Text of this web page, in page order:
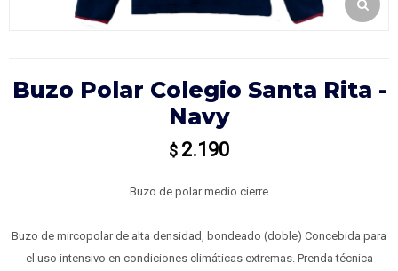
Buzo Polar Colegio Santa Rita -
Navy
$ 2.190
Buzo de polar medio cierre
Buzo de mircopolar de alta densidad, bondeado (doble) Concebida para
el uso intensivo en condiciones climáticas extremas. Prenda técnica